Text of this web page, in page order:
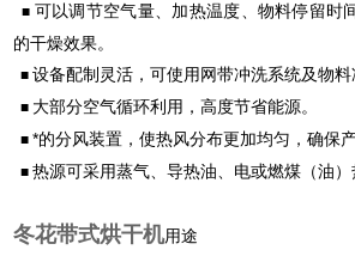
■ 可以调节空气量、加热温度、物料停留时
的干燥效果。
■设备配制灵活，可使用网带冲洗系统及物料
■ 大部分空气循环利用，高度节省能源。
■*的分风装置，使热风分布更加均匀，确保
■热源可采用蒸气、导热油、电或燃煤（油）
冬花带式烘干机用途